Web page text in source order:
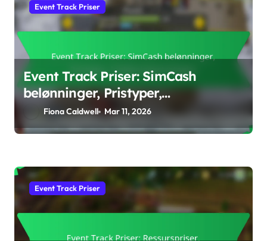
Event Track Priser
Event Track Priser: SimCash
belønninger, Pristyper,
Innløsningsstrategier
Fiona Caldwell Mar 11, 2026
Event Track Priser